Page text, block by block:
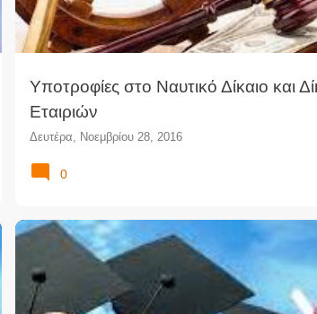
Υποτροφίες στο Ναυτικό Δίκαιο και
Εταιριών
Δευτέρα, Νοεμβρίου 28, 2016
0
ΔΙΔΑΚΤΟΡΙΚΌ ΔΊΚΑΙΟ ΔΙΚΑΙΟΣΎΝΗ